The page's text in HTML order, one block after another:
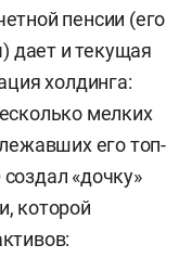
пенсии (его
дает и текущая
холдинга:
мелких
его топ-
«дочку»
которой